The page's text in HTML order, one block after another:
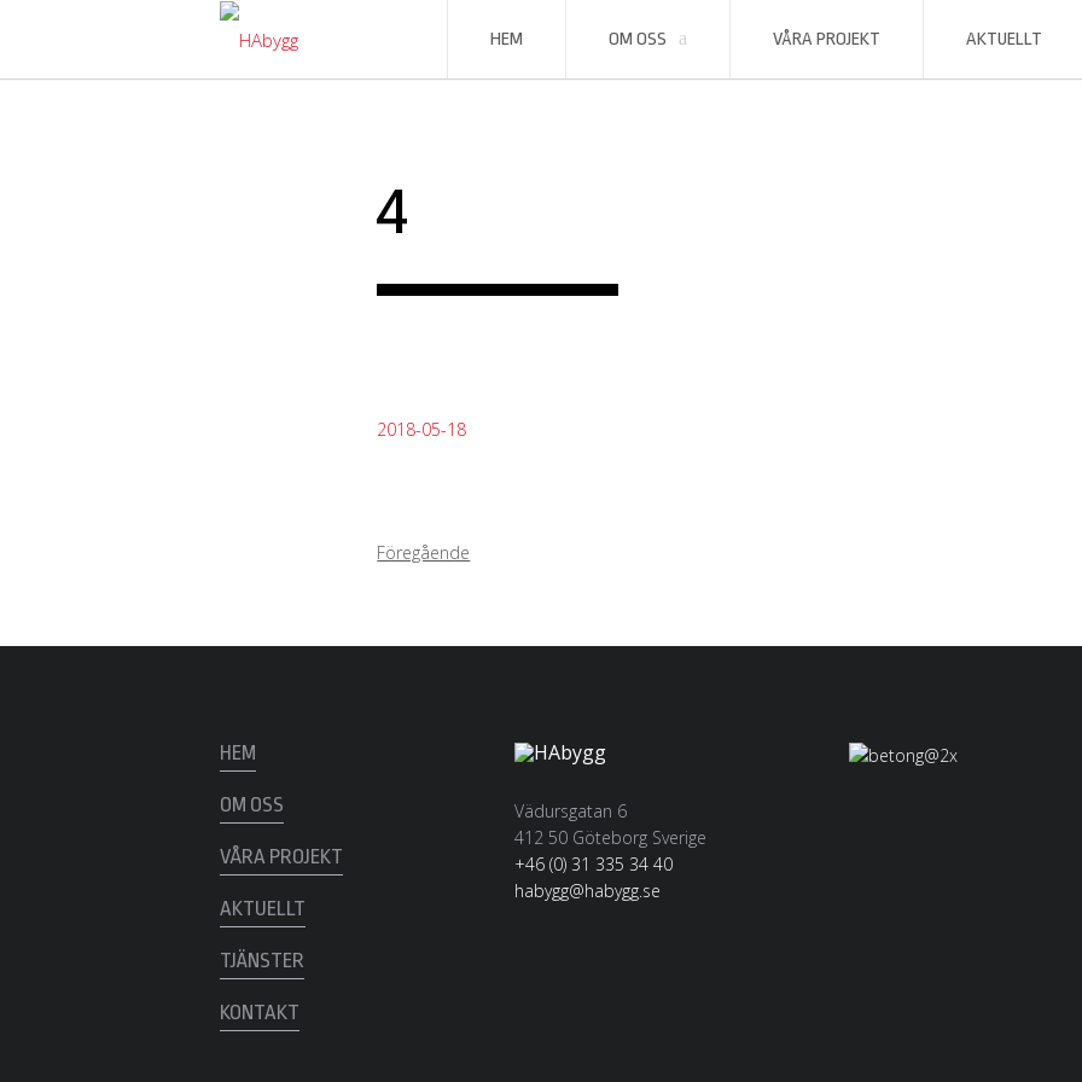
content
HEM OM OSS VÅRA PROJEKT AKTUELLT
4
2018-05-18
Föregående
HEM
OM OSS
VÅRA PROJEKT
AKTUELLT
TJÄNSTER
KONTAKT
Vädursgatan 6
412 50 Göteborg Sverige
+46 (0) 31 335 34 40
habygg@habygg.se